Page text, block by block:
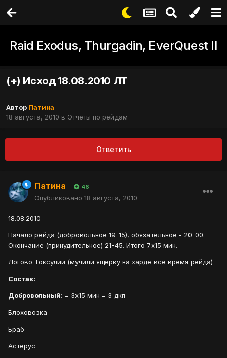
Raid Exodus, Thurgadin, EverQuest II
(+) Исход 18.08.2010 ЛТ
Автор Патина
18 августа, 2010 в Отчеты по рейдам
Ответить
Патина 46
Опубликовано 18 августа, 2010
18.08.2010
Начало рейда (добровольное 19-15), обязательное - 20-00.
Окончание (принудительное) 21-45. Итого 7х15 мин.
Логово Токсулии (мучили ящерку на харде все время рейда)
Состав:
Добровольный: = 3х15 мин = 3 дкп
Блоховозка
Браб
Астерус